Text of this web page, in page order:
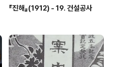
『진해』(1912) - 19. 건설공사